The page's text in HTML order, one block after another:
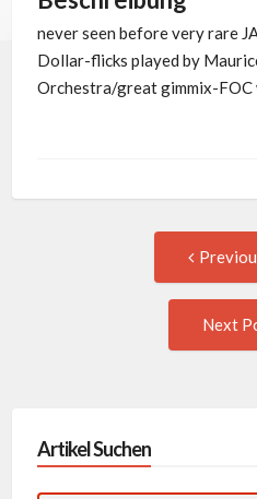
never seen before very rare
Dollar-flicks played by
Orchestra/great gimmix-
navigation
Next
Artikel Suchen